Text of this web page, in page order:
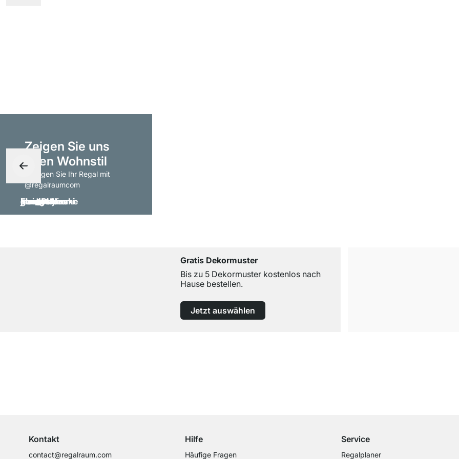
Zeigen Sie uns
Ihren Wohnstil
- taggen Sie Ihr Regal mit
@regalraumcom
Gratis Dekormuster
Bis zu 5 Dekormuster kostenlos nach
Hause bestellen.
Jetzt auswählen
Kontakt
contact@regalraum.com
Hilfe
Häufige Fragen
Service
Regalplaner